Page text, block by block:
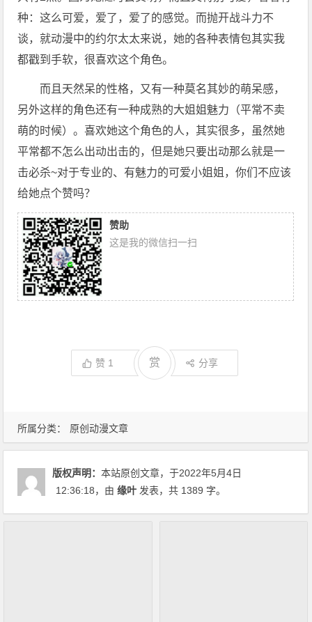
所属分类： 原创动漫文章
种：这么可爱，爱了，爱了的感觉。而抛开战斗力不
谈，就动漫中的约尔太太来说，她的各种表情包其实我
都戳到手软，很喜欢这个角色。
而且天然呆的性格，又有一种莫名其妙的萌呆感，
另外这样的角色还有一种成熟的大姐姐魅力（平常不卖
萌的时候）。喜欢她这个角色的人，其实很多，虽然她
平常都不怎么出动出击的，但是她只要出动那么就是一
击必杀~对于专业的、有魅力的可爱小姐姐，你们不应该
给她点个赞吗？
赞助
这是我的微信扫一扫
赞 1 赏 分享
版权声明：本站原创文章，于2022年5月4日
12:36:18，由缘叶 发表，共 1389 字。